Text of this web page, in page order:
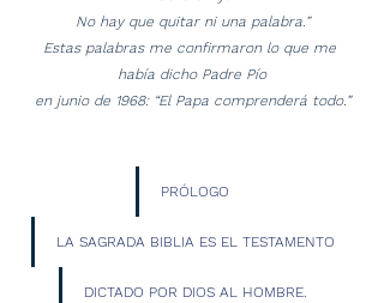
No hay que quitar ni una palabra.”
Estas palabras me confirmaron lo que me
había dicho Padre Pío
en junio de 1968: “El Papa comprenderá todo.”
PRÓLOGO
LA SAGRADA BIBLIA ES EL TESTAMENTO
DICTADO POR DIOS AL HOMBRE.